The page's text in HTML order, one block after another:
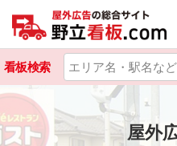
看板検索
屋外